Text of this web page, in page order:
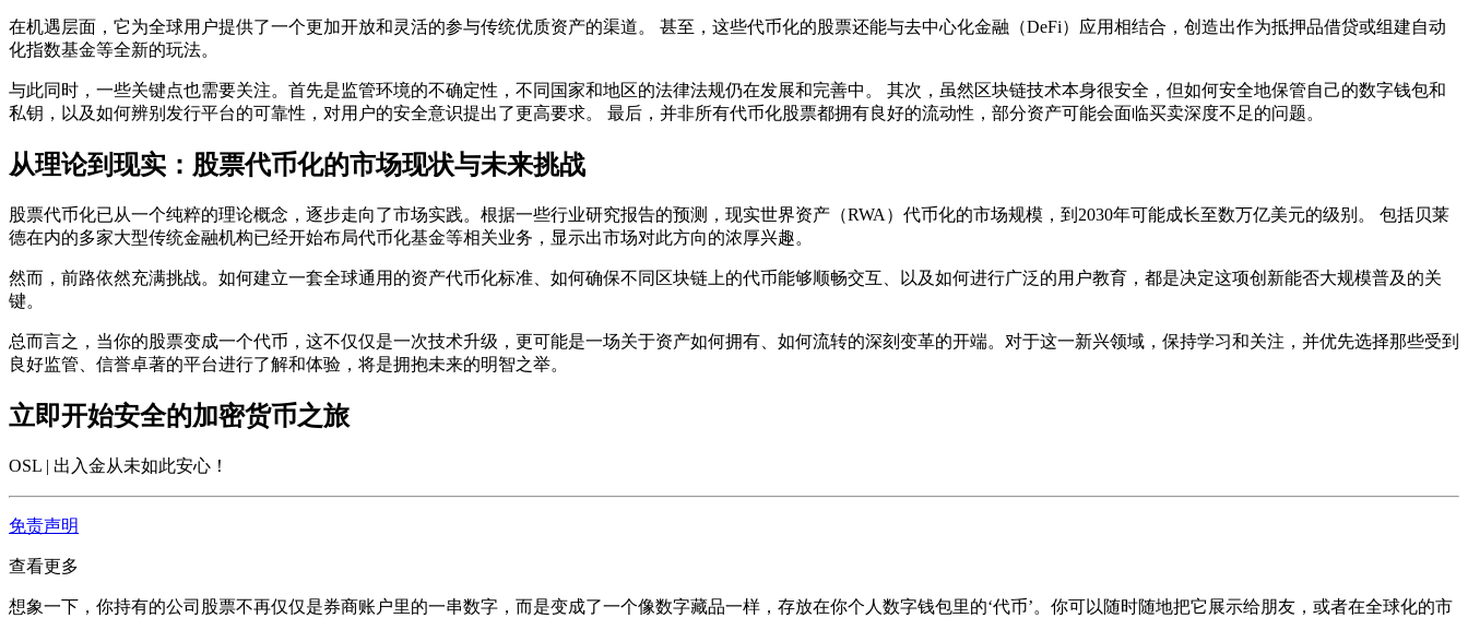
在机遇层面，它为全球用户提供了一个更加开放和灵活的参与传统优质资产的渠道。 甚至，这些代币化的股票还能与去中心化金融（DeFi）应用相结合，创造出作为抵押品借贷或组建自动
化指数基金等全新的玩法。
与此同时，一些关键点也需要关注。首先是监管环境的不确定性，不同国家和地区的法律法规仍在发展和完善中。 其次，虽然区块链技术本身很安全，但如何安全地保管自己的数字钱包和
私钥，以及如何辨别发行平台的可靠性，对用户的安全意识提出了更高要求。 最后，并非所有代币化股票都拥有良好的流动性，部分资产可能会面临买卖深度不足的问题。
从理论到现实：股票代币化的市场现状与未来挑战
股票代币化已从一个纯粹的理论概念，逐步走向了市场实践。根据一些行业研究报告的预测，现实世界资产（RWA）代币化的市场规模，到2030年可能成长至数万亿美元的级别。 包括贝莱
德在内的多家大型传统金融机构已经开始布局代币化基金等相关业务，显示出市场对此方向的浓厚兴趣。
然而，前路依然充满挑战。如何建立一套全球通用的资产代币化标准、如何确保不同区块链上的代币能够顺畅交互、以及如何进行广泛的用户教育，都是决定这项创新能否大规模普及的关
键。
总而言之，当你的股票变成一个代币，这不仅仅是一次技术升级，更可能是一场关于资产如何拥有、如何流转的深刻变革的开端。对于这一新兴领域，保持学习和关注，并优先选择那些受到
良好监管、信誉卓著的平台进行了解和体验，将是拥抱未来的明智之举。
立即开始安全的加密货币之旅
OSL | 出入金从未如此安心 ！
免责声明
查看更多
想象一下，你持有的公司股票不再仅仅是券商账户里的一串数字，而是变成了一个像数字藏品一样，存放在你个人数字钱包里的‘代币’。你可以随时随地把它展示给朋友，或者在全球化的市